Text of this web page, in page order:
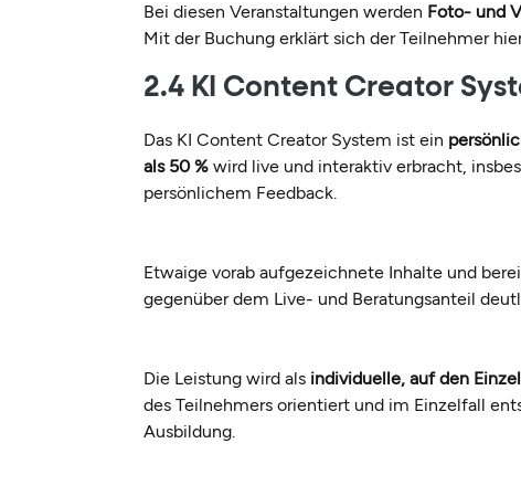
Bei diesen Veranstaltungen werden Foto- und
Mit der Buchung erklärt sich der Teilnehmer
2.4 KI Content Creator
Das KI Content Creator System ist ein
als 50 % wird live und interaktiv erbracht,
persönlichem Feedback.
Etwaige vorab aufgezeichnete Inhalte und
gegenüber dem Live- und Beratungsanteil
Die Leistung wird als individuelle, auf den
des Teilnehmers orientiert und im Einzelfall
Ausbildung.